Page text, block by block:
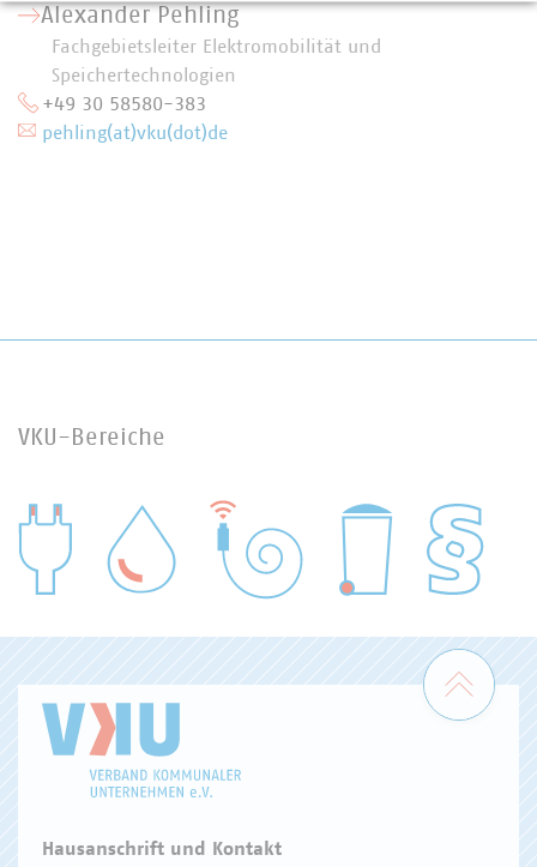
Alexander Pehling
Fachgebietsleiter Elektromobilität und
Speichertechnologien
+49 30 58580-383
pehling(at)vku(dot)de
VKU-Bereiche
WASSER/ABWASSER
Zum
Hausanschrift und Kontakt